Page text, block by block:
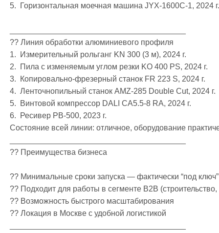
5.  Горизонтальная моечная машина JYX-1600C-1, 2024 г.
?? Линия обработки алюминиевого профиля
1.  Измерительный рольганг KN 300 (3 м), 2024 г.
2.  Пила с изменяемым углом резки KO 400 PS, 2024 г.
3.  Копировально-фрезерный станок FR 223 S, 2024 г.
4.  Ленточнопильный станок AMZ-285 Double Cut, 2024 г.
5.  Винтовой компрессор DALI CA5.5-8 RA, 2024 г.
6.  Ресивер PB-500, 2023 г.
Состояние всей линии: отличное, оборудование
?? Преимущества бизнеса
?? Минимальные сроки запуска — фактически “под ключ”
?? Подходит для работы в сегменте B2B
?? Возможность быстрого масштабирования
?? Локация в Москве с удобной логистикой